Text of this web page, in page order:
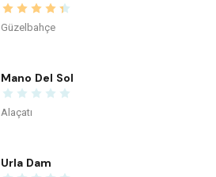
Güzelbahçe
Mano Del Sol
Alaçatı
Urla Dam